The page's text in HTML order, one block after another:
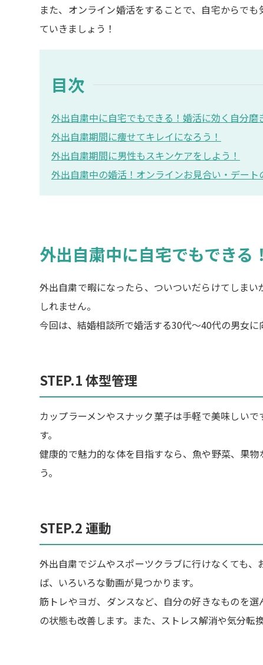
また、オンライン婚活をすることで、自宅からで
ていきましょう！
目次
外出自粛中に自宅でもできる！婚活に効く自分磨
外出自粛期間に痩せてキレイになろう！
外出自粛期間に男性もスキンケアをしよう！
外出自粛中の婚活！オンラインお見合い・デート
外出自粛中に自宅でもできる
外出自粛で暇になったら、ついついだらけてしま
しれません。
今回は、結婚相談所で婚活する30代～40代の男女
STEP.1 体型管理
カップラーメンやスナック菓子は手軽で美味しい
す。
健康的で魅力的な体を目指すなら、魚や野菜、果
う。
STEP.2 運動
外出自粛でジムやスポーツクラブに行けなくても
ば、いろいろな動画が見つかります。
筋トレやヨガ、ダンスなど、自分の好きなものを
の状態も改善します。また、ストレス解消や気分転